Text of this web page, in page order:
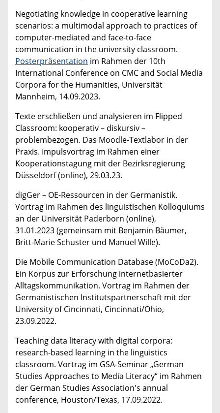
Negotiating knowledge in cooperative learning
scenarios: a multimodal approach to practices of
computer-mediated and face-to-face
communication in the university classroom.
Posterpräsentation im Rahmen der 10th
International Conference on CMC and Social Media
Corpora for the Humanities, Universität
Mannheim, 14.09.2023.
Texte erschließen und analysieren im Flipped
Classroom: kooperativ – diskursiv –
problembezogen. Das Moodle-Textlabor in der
Praxis. Impulsvortrag im Rahmen einer
Kooperationstagung mit der Bezirksregierung
Düsseldorf (online), 29.03.23.
digGer – OE-Ressourcen in der Germanistik.
Vortrag im Rahmen des linguistischen Kolloquiums
an der Universität Paderborn (online),
31.01.2023 (gemeinsam mit Benjamin Bäumer,
Britt-Marie Schuster und Manuel Wille).
Die Mobile Communication Database (MoCoDa2).
Ein Korpus zur Erforschung internetbasierter
Alltagskommunikation. Vortrag im Rahmen der
Germanistischen Institutspartnerschaft mit der
University of Cincinnati, Cincinnati/Ohio,
23.09.2022.
Teaching data literacy with digital corpora:
research-based learning in the linguistics
classroom. Vortrag im GSA-Seminar „German
Studies Approaches to Media Literacy“ im Rahmen
der German Studies Association's annual
conference, Houston/Texas, 17.09.2022.